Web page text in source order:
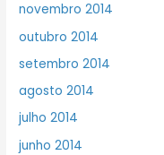
novembro 2014
outubro 2014
setembro 2014
agosto 2014
julho 2014
junho 2014